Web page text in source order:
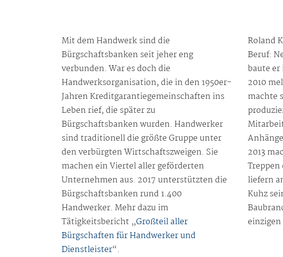
Mit dem Handwerk sind die
Bürgschaftsbanken seit jeher eng
verbunden. War es doch die
Handwerksorganisation, die in den 1950er-
Jahren Kreditgarantiegemeinschaften ins
Leben rief, die später zu
Bürgschaftsbanken wurden. Handwerker
sind traditionell die größte Gruppe unter
den verbürgten Wirtschaftszweigen. Sie
machen ein Viertel aller geförderten
Unternehmen aus. 2017 unterstützten die
Bürgschaftsbanken rund 1.400
Handwerker. Mehr dazu im
Tätigkeitsbericht „Großteil aller
Bürgschaften für Handwerker und
Dienstleister“.
Roland
Beruf:
baute
2010
machte
2013
liefern
Kuhz